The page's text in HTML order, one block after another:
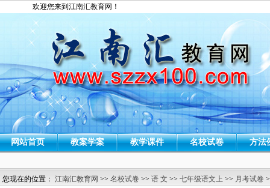
欢迎您来到江南汇教育网！
网站首页 教案学案 教学课件 名校试卷 方法
您现在的位置： 江南汇教育网 >> 名校试卷 >> 语 文 >> 七年级语文上 >> 月考试卷